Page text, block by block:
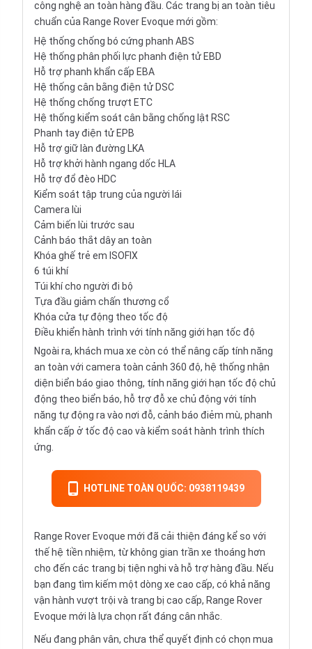
công nghệ an toàn hàng đầu. Các trang bị an toàn tiêu
chuẩn của Range Rover Evoque mới gồm:
Hệ thống chống bó cứng phanh ABS
Hệ thống phân phối lực phanh điện tử EBD
Hỗ trợ phanh khẩn cấp EBA
Hệ thống cân bằng điện tử DSC
Hệ thống chống trượt ETC
Hệ thống kiểm soát cân bằng chống lật RSC
Phanh tay điện tử EPB
Hỗ trợ giữ làn đường LKA
Hỗ trợ khởi hành ngang dốc HLA
Hỗ trợ đổ đèo HDC
Kiểm soát tập trung của người lái
Camera lùi
Cảm biến lùi trước sau
Cảnh báo thắt dây an toàn
Khóa ghế trẻ em ISOFIX
6 túi khí
Túi khí cho người đi bộ
Tựa đầu giảm chấn thương cổ
Khóa cửa tự động theo tốc độ
Điều khiển hành trình với tính năng giới hạn tốc độ
Ngoài ra, khách mua xe còn có thể nâng cấp tính năng
an toàn với camera toàn cảnh 360 độ, hệ thống nhận
diện biển báo giao thông, tính năng giới hạn tốc độ chủ
động theo biển báo, hỗ trợ đỗ xe chủ động với tính
năng tự động ra vào nơi đỗ, cảnh báo điẻm mù, phanh
khẩn cấp ở tốc độ cao và kiểm soát hành trình thích
ứng.
HOTLINE TOÀN QUỐC: 0938119439
Range Rover Evoque mới đã cải thiện đáng kể so với
thế hệ tiền nhiệm, từ không gian trần xe thoáng hơn
cho đến các trang bị tiện nghi và hỗ trợ hàng đầu. Nếu
bạn đang tìm kiếm một dòng xe cao cấp, có khả năng
vận hành vượt trội và trang bị cao cấp, Range Rover
Evoque mới là lựa chọn rất đáng cân nhắc.
Nếu đang phân vân, chưa thể quyết định có chọn mua